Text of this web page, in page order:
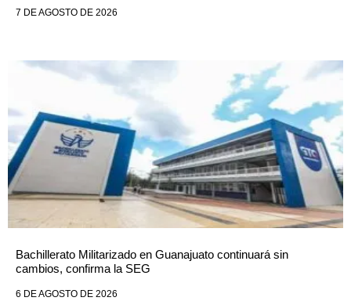
7 DE AGOSTO DE 2026
Bachillerato Militarizado en Guanajuato continuará sin
cambios, confirma la SEG
6 DE AGOSTO DE 2026